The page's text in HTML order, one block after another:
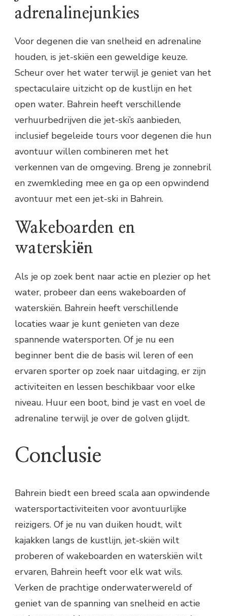
adrenalinejunkies
Voor degenen die van snelheid en adrenaline
houden, is jet-skiën een geweldige keuze.
Scheur over het water terwijl je geniet van het
spectaculaire uitzicht op de kustlijn en het
open water. Bahrein heeft verschillende
verhuurbedrijven die jet-ski’s aanbieden,
inclusief begeleide tours voor degenen die hun
avontuur willen combineren met het
verkennen van de omgeving. Breng je zonnebril
en zwemkleding mee en ga op een opwindend
avontuur met een jet-ski in Bahrein.
Wakeboarden en
waterskiën
Als je op zoek bent naar actie en plezier op het
water, probeer dan eens wakeboarden of
waterskiën. Bahrein heeft verschillende
locaties waar je kunt genieten van deze
spannende watersporten. Of je nu een
beginner bent die de basis wil leren of een
ervaren sporter op zoek naar uitdaging, er zijn
activiteiten en lessen beschikbaar voor elke
niveau. Huur een boot, bind je vast en voel de
adrenaline terwijl je over de golven glijdt.
Conclusie
Bahrein biedt een breed scala aan opwindende
watersportactiviteiten voor avontuurlijke
reizigers. Of je nu van duiken houdt, wilt
kajakken langs de kustlijn, jet-skiën wilt
proberen of wakeboarden en waterskiën wilt
ervaren, Bahrein heeft voor elk wat wils.
Verken de prachtige onderwaterwereld of
geniet van de spanning van snelheid en actie